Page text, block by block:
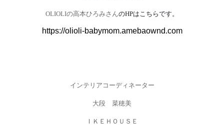
OLIOLIの高本ひろみさんのHPはこちらです。
https://olioli-babymom.amebaownd.com
インテリアコーディネーター
大段 菜穂美
ＩＫＥＨＯＵＳＥ